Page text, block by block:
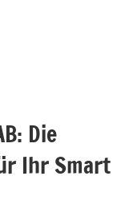
Die
Ihr Smart